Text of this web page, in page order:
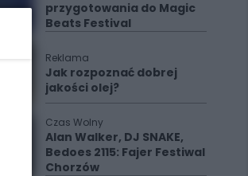
przygotowania do Magic
Beats Festival
Reklama
Jak rozpoznać dobrej
jakości olej?
Czas Wolny
Alan Walker, DJ SNAKE,
Bedoes 2115: Fajer Festiwal
Chorzów